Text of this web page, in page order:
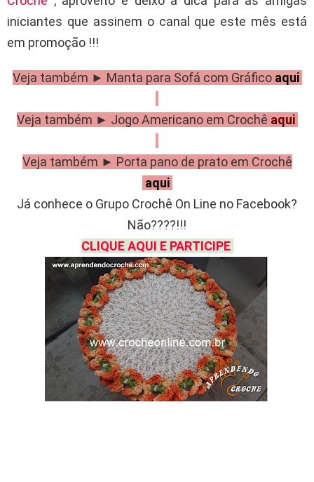
iniciantes que assinem o canal que este mês está
em promoção !!!
Veja também ► Manta para Sofá com Gráfico aqui
Veja também ► Jogo Americano em Crochê aqui
Veja também ► Porta pano de prato em Crochê
aqui
Já conhece o Grupo Crochê On Line no Facebook?
Não????!!!
CLIQUE AQUI E PARTICIPE